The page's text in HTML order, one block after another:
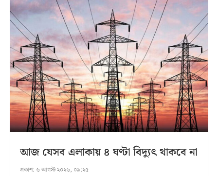
আজ যেসব এলাকায় ৪ ঘণ্টা বিদ্যুৎ থাকবে না
প্রকাশ: ৬ আগস্ট ২০২৬, ০৯:২৫